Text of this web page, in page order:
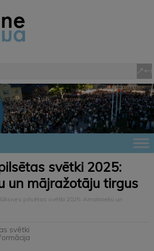
svētki 2025:
un mājražotāju tirgus
pilsētas svētki 2025: Amatnieku un
svētki